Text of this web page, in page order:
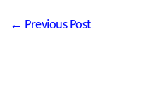
← Previous Post